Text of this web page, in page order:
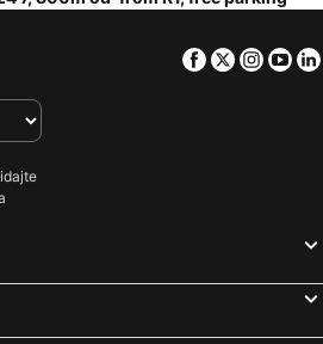
Facebook
Twitter